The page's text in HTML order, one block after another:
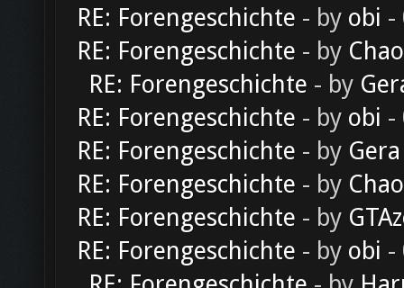
RE: Forengeschichte - by obi -
RE: Forengeschichte - by
RE: Forengeschichte - by
RE: Forengeschichte - by obi -
RE: Forengeschichte - by Gera
RE: Forengeschichte - by
RE: Forengeschichte - by
RE: Forengeschichte - by obi -